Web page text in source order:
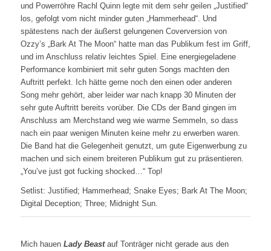
und Powerröhre Rachl Quinn legte mit dem sehr geilen „Justified“
los, gefolgt vom nicht minder guten „Hammerhead“. Und
spätestens nach der äußerst gelungenen Coverversion von
Ozzy’s „Bark At The Moon“ hatte man das Publikum fest im Griff,
und im Anschluss relativ leichtes Spiel. Eine energiegeladene
Performance kombiniert mit sehr guten Songs machten den
Auftritt perfekt. Ich hätte gerne noch den einen oder anderen
Song mehr gehört, aber leider war nach knapp 30 Minuten der
sehr gute Auftritt bereits vorüber. Die CDs der Band gingen im
Anschluss am Merchstand weg wie warme Semmeln, so dass
nach ein paar wenigen Minuten keine mehr zu erwerben waren.
Die Band hat die Gelegenheit genutzt, um gute Eigenwerbung zu
machen und sich einem breiteren Publikum gut zu präsentieren.
„You’ve just got fucking shocked…“ Top!
Setlist: Justified; Hammerhead; Snake Eyes; Bark At The Moon;
Digital Deception; Three; Midnight Sun.
Mich hauen Lady Beastauf Tonträger nicht gerade aus den